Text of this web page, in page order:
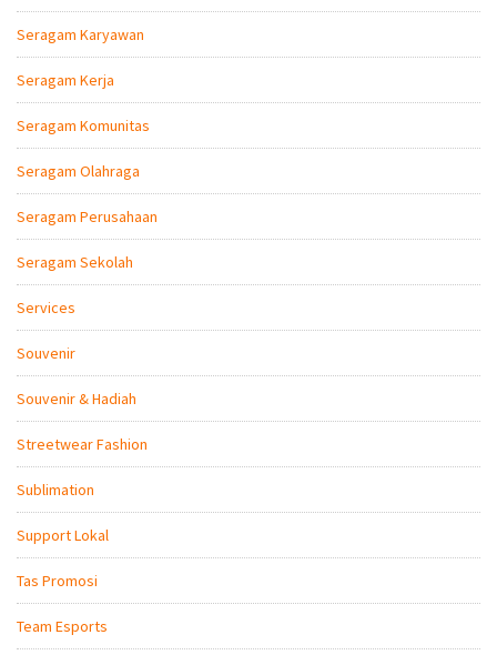
Seragam Karyawan
Seragam Kerja
Seragam Komunitas
Seragam Olahraga
Seragam Perusahaan
Seragam Sekolah
Services
Souvenir
Souvenir & Hadiah
Streetwear Fashion
Sublimation
Support Lokal
Tas Promosi
Team Esports